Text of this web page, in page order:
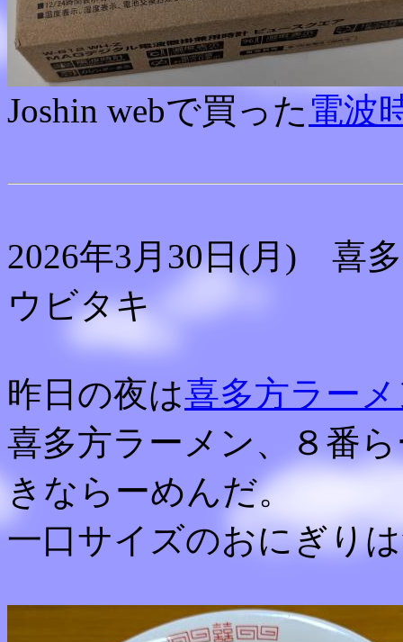
Joshin webで買った 電波
2026年3月30日(月) 喜
ウビタキ
昨日の夜は喜多方ラー
喜多方ラーメン、８番
きならーめんだ。
一口サイズのおにぎり